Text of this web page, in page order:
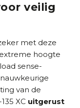
veilig
met deze
hoogte
sense-
van de
XC uitgerust